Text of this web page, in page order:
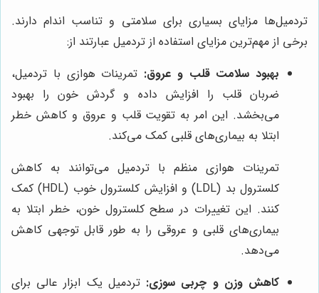
تردمیل‌ها مزایای بسیاری برای سلامتی و تناسب اندام دارند.
برخی از مهم‌ترین مزایای استفاده از تردمیل عبارتند از:
بهبود سلامت قلب و عروق: تمرینات هوازی با تردمیل،
ضربان قلب را افزایش داده و گردش خون را بهبود
می‌بخشد. این امر به تقویت قلب و عروق و کاهش خطر
ابتلا به بیماری‌های قلبی کمک می‌کند.
تمرینات هوازی منظم با تردمیل می‌توانند به کاهش
کلسترول بد (LDL) و افزایش کلسترول خوب (HDL) کمک
کنند. این تغییرات در سطح کلسترول خون، خطر ابتلا به
بیماری‌های قلبی و عروقی را به طور قابل توجهی کاهش
می‌دهد.
کاهش وزن و چربی سوزی: تردمیل یک ابزار عالی برای